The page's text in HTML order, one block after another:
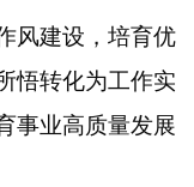
风建设，培育优
悟转化为工作实
事业高质量发展